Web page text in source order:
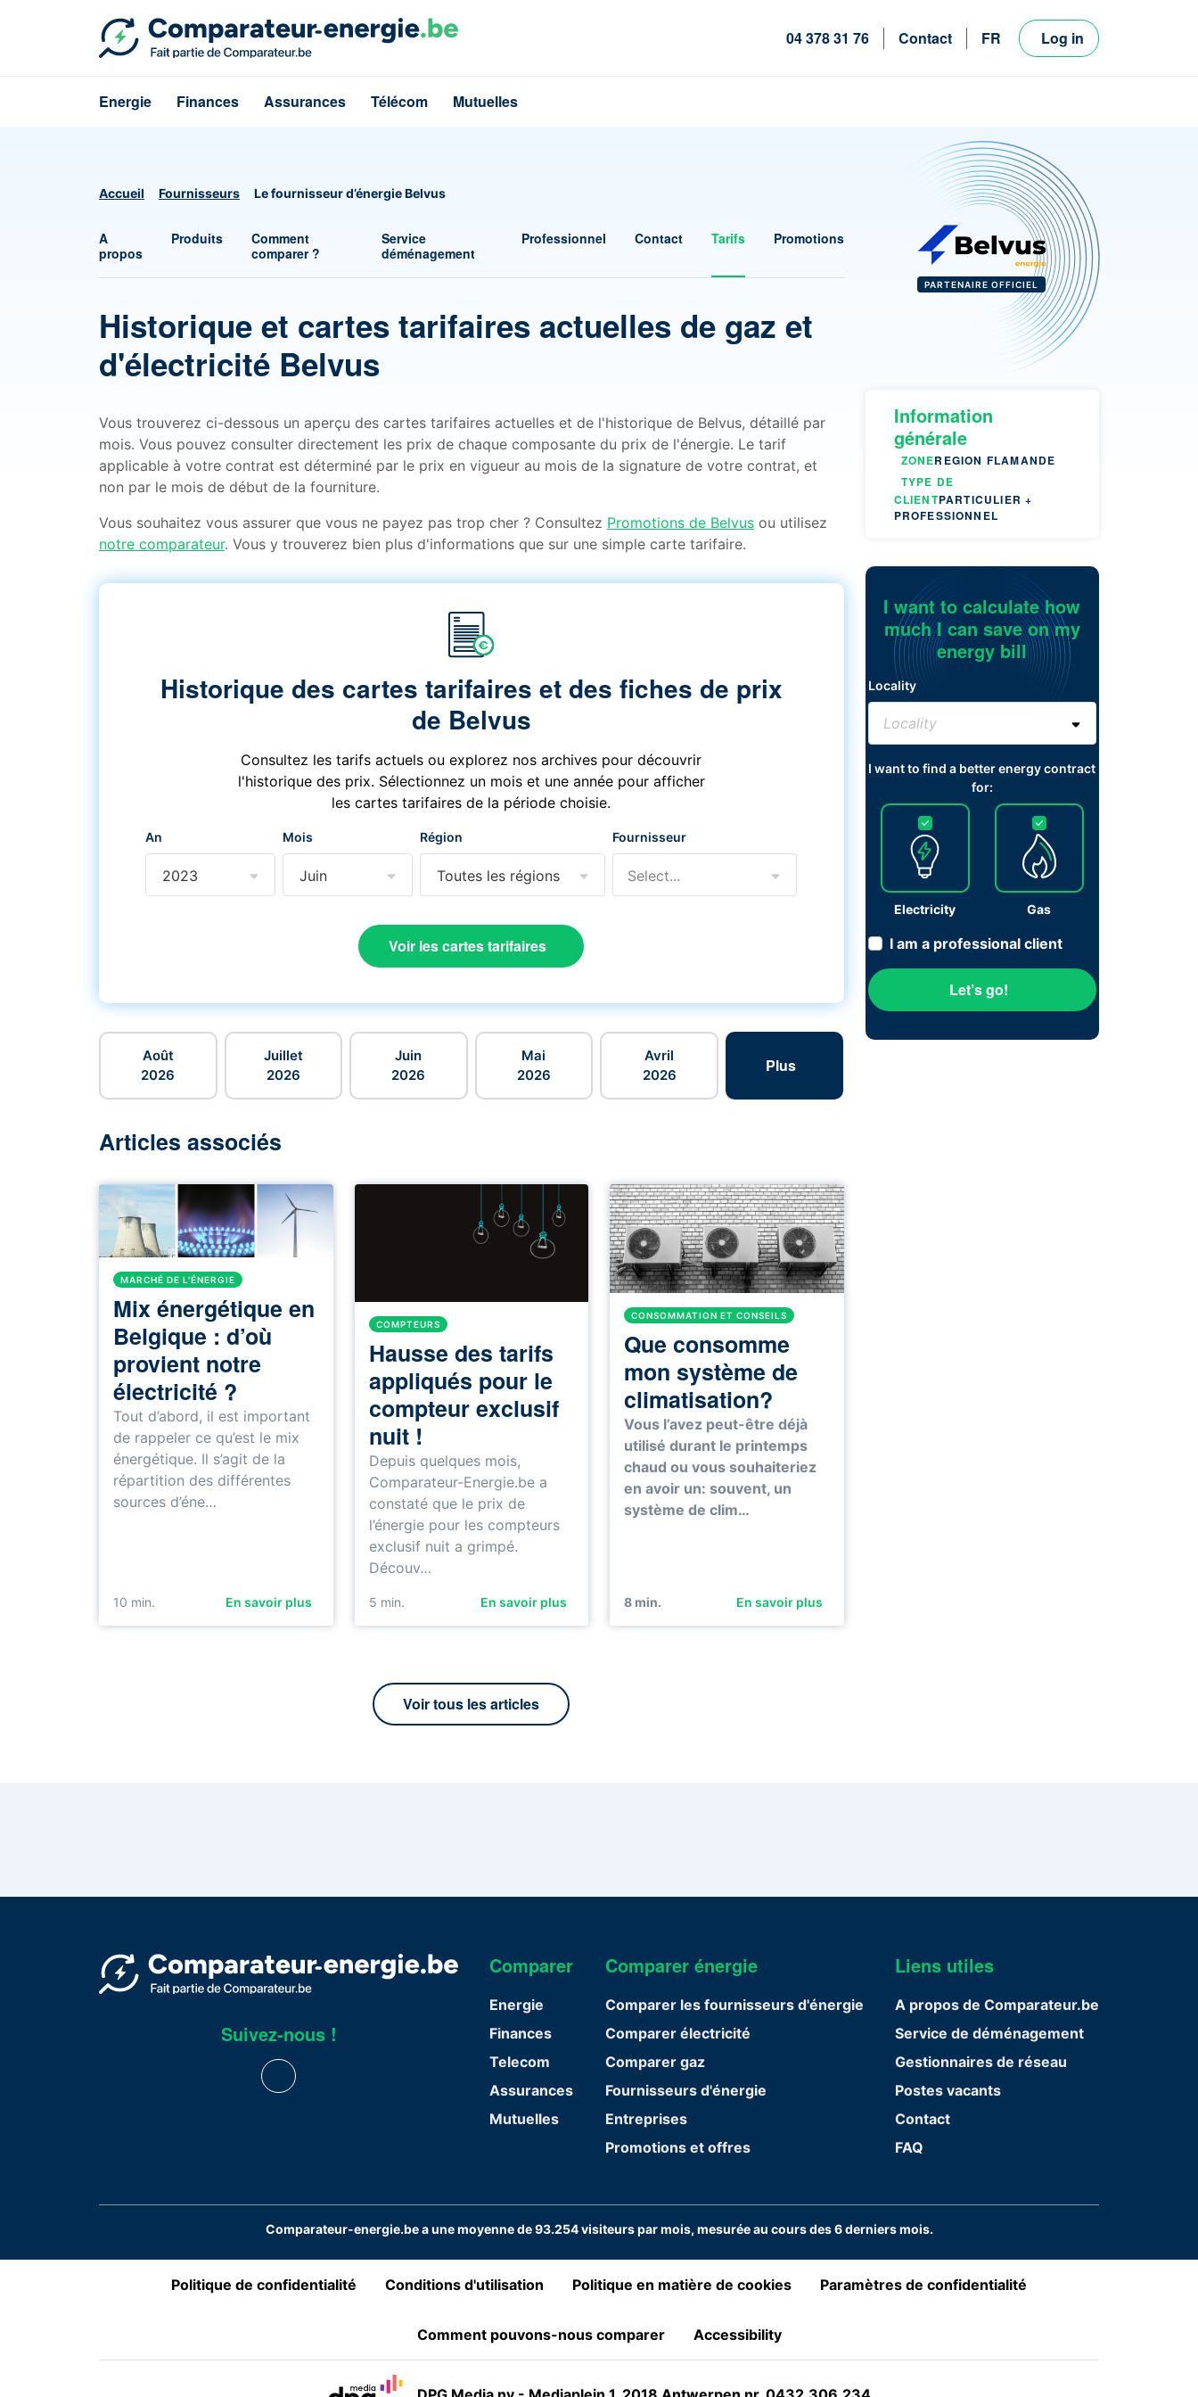
04 378 31 76 Contact
FR
Log in
Energie Finances Assurances Télécom Mutuelles
Accueil Fournisseurs Le fournisseur d’énergie Belvus
A
propos
Produits
Comment
comparer ?
Service
déménagement
Professionnel Contact Tarifs Promotions
Historique et cartes tarifaires actuelles de gaz et
d'électricité Belvus
Vous trouverez ci-dessous un aperçu des cartes tarifaires actuelles et de l'historique de Belvus, détaillé par
mois. Vous pouvez consulter directement les prix de chaque composante du prix de l'énergie. Le tarif
applicable à votre contrat est déterminé par le prix en vigueur au mois de la signature de votre contrat, et
non par le mois de début de la fourniture.
Vous souhaitez vous assurer que vous ne payez pas trop cher ? Consultez Promotions de Belvus ou utilisez
notre comparateur. Vous y trouverez bien plus d'informations que sur une simple carte tarifaire.
Historique des cartes tarifaires et des fiches de prix
de Belvus
Consultez les tarifs actuels ou explorez nos archives pour découvrir
l'historique des prix. Sélectionnez un mois et une année pour afficher
les cartes tarifaires de la période choisie.
An
2023
Mois
Juin
Région
Toutes les régions
Fournisseur
Select...
Voir les cartes tarifaires
Août
2026
Juillet
2026
Juin
2026
Mai
2026
Avril
2026
Plus
Articles associés
MARCHÉ DE L'ÉNERGIE
Mix énergétique en
Belgique : d’où
provient notre
électricité ?
Tout d’abord, il est important
de rappeler ce qu’est le mix
énergétique. Il s’agit de la
répartition des différentes
sources d’éne…
10 min. En savoir plus
COMPTEURS
Hausse des tarifs
appliqués pour le
compteur exclusif
nuit !
Depuis quelques mois,
Comparateur-Energie.be a
constaté que le prix de
l’énergie pour les compteurs
exclusif nuit a grimpé.
Découv…
5 min. En savoir plus
CONSOMMATION ET CONSEILS
Que consomme
mon système de
climatisation?
Vous l’avez peut-être déjà
utilisé durant le printemps
chaud ou vous souhaiteriez
en avoir un: souvent, un
système de clim…
8 min. En savoir plus
Voir tous les articles
PARTENAIRE OFFICIEL
Information
générale
ZONEREGION FLAMANDE
TYPE DE
CLIENTPARTICULIER +
PROFESSIONNEL
I want to calculate how
much I can save on my
energy bill
Locality
I want to find a better energy contract
for:
Electricity Gas
I am a professional client
Let’s go!
Suivez-nous !
Comparer
Energie
Finances
Telecom
Assurances
Mutuelles
Comparer énergie
Comparer les fournisseurs d'énergie
Comparer électricité
Comparer gaz
Fournisseurs d'énergie
Entreprises
Promotions et offres
Liens utiles
A propos de Comparateur.be
Service de déménagement
Gestionnaires de réseau
Postes vacants
Contact
FAQ
Comparateur-energie.be a une moyenne de 93.254 visiteurs par mois, mesurée au cours des 6 derniers mois.
Politique de confidentialité Conditions d'utilisation Politique en matière de cookies Paramètres de confidentialité
Comment pouvons-nous comparer Accessibility